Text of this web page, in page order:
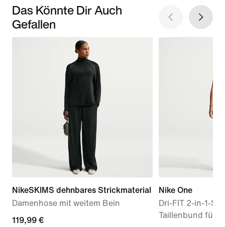
Das Könnte Dir Auch
Gefallen
NikeSKIMS dehnbares Strickmaterial
Damenhose mit weitem Bein
119,99 €
119,99 €
Nike One
Dri-FIT 2-in-1-
Taillenbund für